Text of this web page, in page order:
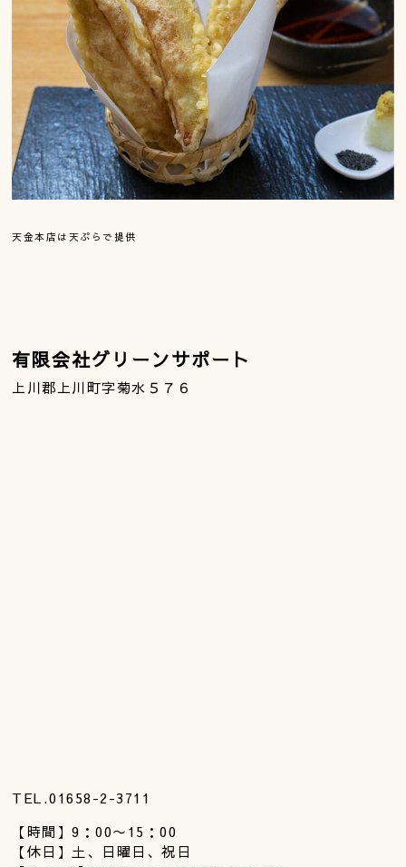
天金本店は天ぷらで提供
有限会社グリーンサポート
上川郡上川町字菊水５７６
TEL.01658-2-3711
【時間】9：00〜15：00
【休日】土、日曜日、祝日